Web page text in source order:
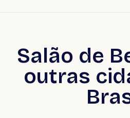
Salão de
outras